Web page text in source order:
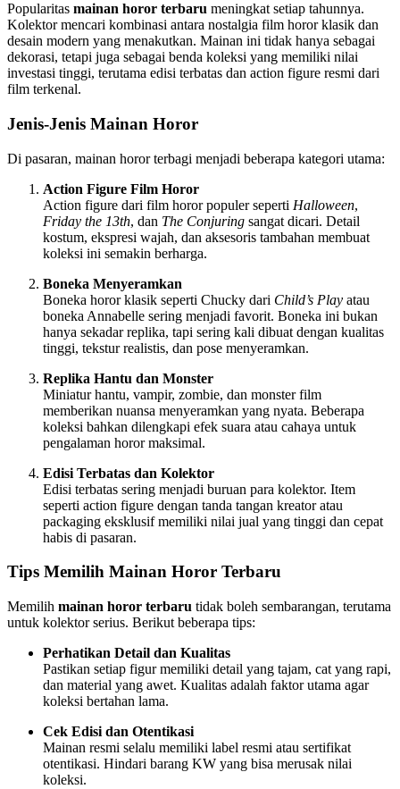
Popularitas mainan horor terbaru meningkat setiap tahunnya.
Kolektor mencari kombinasi antara nostalgia film horor klasik dan
desain modern yang menakutkan. Mainan ini tidak hanya sebagai
dekorasi, tetapi juga sebagai benda koleksi yang memiliki nilai
investasi tinggi, terutama edisi terbatas dan action figure resmi dari
film terkenal.
Jenis-Jenis Mainan Horor
Di pasaran, mainan horor terbagi menjadi beberapa kategori utama:
Action Figure Film Horor
Action figure dari film horor populer seperti Halloween,
Friday the 13th, dan The Conjuring sangat dicari. Detail
kostum, ekspresi wajah, dan aksesoris tambahan membuat
koleksi ini semakin berharga.
Boneka Menyeramkan
Boneka horor klasik seperti Chucky dari Child’s Play atau
boneka Annabelle sering menjadi favorit. Boneka ini bukan
hanya sekadar replika, tapi sering kali dibuat dengan kualitas
tinggi, tekstur realistis, dan pose menyeramkan.
Replika Hantu dan Monster
Miniatur hantu, vampir, zombie, dan monster film
memberikan nuansa menyeramkan yang nyata. Beberapa
koleksi bahkan dilengkapi efek suara atau cahaya untuk
pengalaman horor maksimal.
Edisi Terbatas dan Kolektor
Edisi terbatas sering menjadi buruan para kolektor. Item
seperti action figure dengan tanda tangan kreator atau
packaging eksklusif memiliki nilai jual yang tinggi dan cepat
habis di pasaran.
Tips Memilih Mainan Horor Terbaru
Memilih mainan horor terbaru tidak boleh sembarangan, terutama
untuk kolektor serius. Berikut beberapa tips:
Perhatikan Detail dan Kualitas
Pastikan setiap figur memiliki detail yang tajam, cat yang rapi,
dan material yang awet. Kualitas adalah faktor utama agar
koleksi bertahan lama.
Cek Edisi dan Otentikasi
Mainan resmi selalu memiliki label resmi atau sertifikat
otentikasi. Hindari barang KW yang bisa merusak nilai
koleksi.